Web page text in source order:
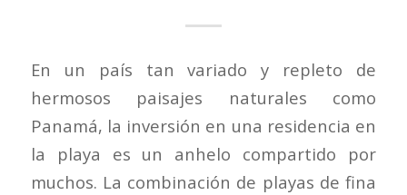
En un país tan variado y repleto de
hermosos paisajes naturales como
Panamá, la inversión en una residencia en
la playa es un anhelo compartido por
muchos. La combinación de playas de fina